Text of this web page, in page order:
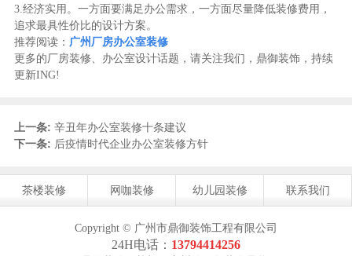
3.经济实用。一方面要满足办公需求，一方面尽量降低装修费用，
追求最具性价比的设计方案。
推荐阅读： 广州厂房办公室装修
更多的厂房装修、办公室设计话题，请关注我们，鼎御装饰，持续
更新ING!
上一条: 辛丑年办公室装修十条建议
下一条: 后疫情时代企业办公室装修方针
茶楼装修 网咖装修 幼儿园装修 联系我们
Copyright © 广州市鼎御装饰工程有限公司
24H电话： 13794414256